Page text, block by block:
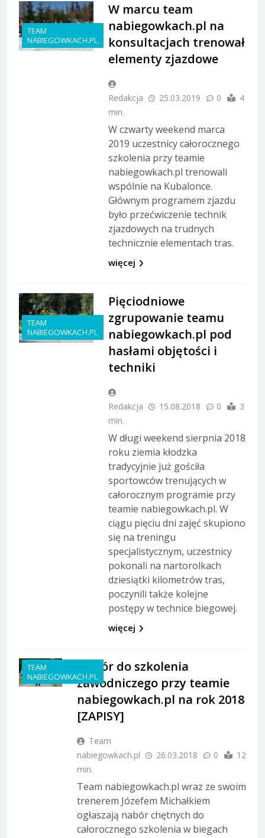
TEAM
NABIEGOWKACH.PL
W marcu team
nabiegowkach.pl na
konsultacjach trenował
elementy zjazdowe
Redakcja 25.03.2019 0
4
min.
W czwarty weekend marca
2019 uczestnicy całorocznego
szkolenia przy teamie
nabiegowkach.pl trenowali
wspólnie na Kubalonce.
Głównym programem zjazdu
było przećwiczenie technik
zjazdowych na trudnych
technicznie elementach tras.
więcej
TEAM
NABIEGOWKACH.PL
Pięciodniowe
zgrupowanie teamu
nabiegowkach.pl pod
hasłami objętości i
techniki
Redakcja 15.08.2018 0
3
min.
W długi weekend sierpnia 2018
roku ziemia kłodzka
tradycyjnie już gościła
sportowców trenujących w
całorocznym programie przy
teamie nabiegowkach.pl. W
ciągu pięciu dni zajęć skupiono
się na treningu
specjalistycznym, uczestnicy
pokonali na nartorolkach
dziesiątki kilometrów tras,
poczynili także kolejne
postępy w technice biegowej.
więcej
TEAM
NABIEGOWKACH.PL
Nabór do szkolenia
zawodniczego przy teamie
nabiegowkach.pl na rok 2018
[ZAPISY]
Team
nabiegowkach.pl
26.03.2018 0
12
min.
Team nabiegowkach.pl wraz ze swoim
trenerem Józefem Michałkiem
ogłaszają nabór chętnych do
całorocznego szkolenia w biegach